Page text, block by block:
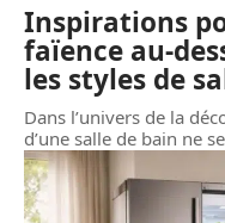
Inspirations
faïence au-
les styles de
Dans l’univers de la
d’une salle de bain ne